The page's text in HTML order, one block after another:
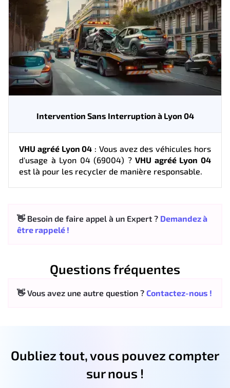
Intervention Sans Interruption à Lyon 04
VHU agréé Lyon 04 : Vous avez des véhicules hors
d'usage à Lyon 04 (69004) ?VHU agréé Lyon 04
est là pour les recycler de manière responsable.
👋 Besoin de faire appel à un Expert ? Demandez à
être rappelé !
Questions fréquentes
👋 Vous avez une autre question ? Contactez-nous !
Oubliez tout, vous pouvez compter
sur nous !